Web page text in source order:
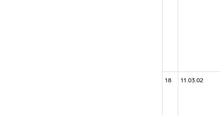
18 11.03.02